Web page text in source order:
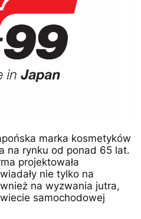
marka kosmetyków
na rynku od ponad 65 lat.
projektowała
nie tylko na
na wyzwania jutra,
samochodowej